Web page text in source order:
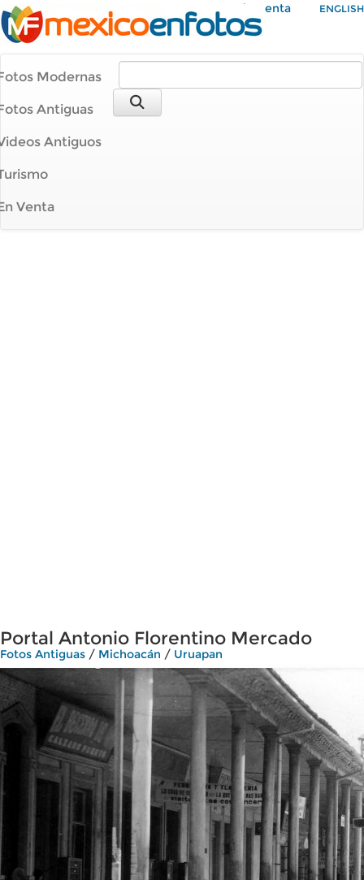
Mi Cuenta ENGLISH
Modernas
Antiguas
Antiguos
Venta
Portal Antonio Florentino Mercado
Fotos Antiguas / Michoacán / Uruapan